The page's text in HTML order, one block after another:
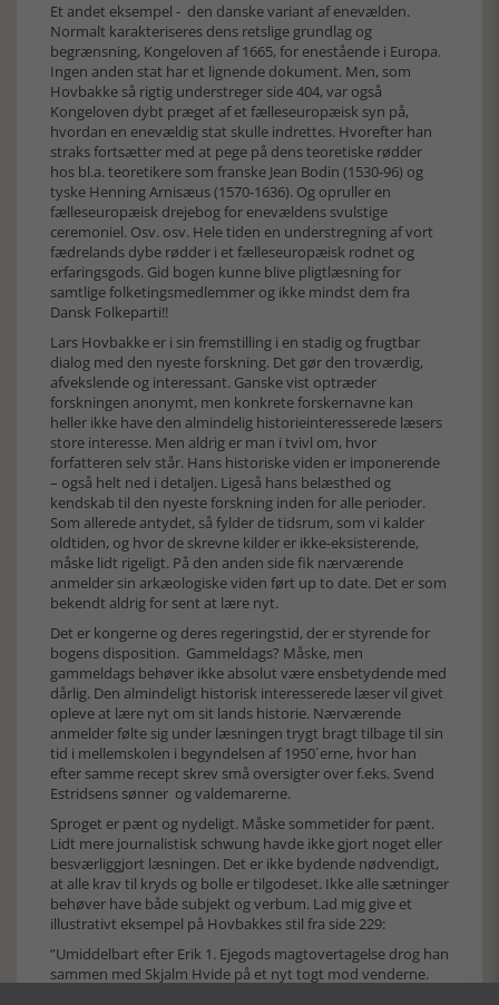
Et andet eksempel - den danske variant af enevælden.
Normalt karakteriseres dens retslige grundlag og
begrænsning, Kongeloven af 1665, for enestående i Europa.
Ingen anden stat har et lignende dokument. Men, som
Hovbakke så rigtig understreger side 404, var også
Kongeloven dybt præget af et fælleseuropæisk syn på,
hvordan en enevældig stat skulle indrettes. Hvorefter han
straks fortsætter med at pege på dens teoretiske rødder
hos bl.a. teoretikere som franske Jean Bodin (1530-96) og
tyske Henning Arnisæus (1570-1636). Og opruller en
fælleseuropæisk drejebog for enevældens svulstige
ceremoniel. Osv. osv. Hele tiden en understregning af vort
fædrelands dybe rødder i et fælleseuropæisk rodnet og
erfaringsgods. Gid bogen kunne blive pligtlæsning for
samtlige folketingsmedlemmer og ikke mindst dem fra
Dansk Folkeparti!!
Lars Hovbakke er i sin fremstilling i en stadig og frugtbar
dialog med den nyeste forskning. Det gør den troværdig,
afvekslende og interessant. Ganske vist optræder
forskningen anonymt, men konkrete forskernavne kan
heller ikke have den almindelig historieinteresserede læsers
store interesse. Men aldrig er man i tvivl om, hvor
forfatteren selv står. Hans historiske viden er imponerende
– også helt ned i detaljen. Ligeså hans belæsthed og
kendskab til den nyeste forskning inden for alle perioder.
Som allerede antydet, så fylder de tidsrum, som vi kalder
oldtiden, og hvor de skrevne kilder er ikke-eksisterende,
måske lidt rigeligt. På den anden side fik nærværende
anmelder sin arkæologiske viden ført up to date. Det er som
bekendt aldrig for sent at lære nyt.
Det er kongerne og deres regeringstid, der er styrende for
bogens disposition. Gammeldags? Måske, men
gammeldags behøver ikke absolut være ensbetydende med
dårlig. Den almindeligt historisk interesserede læser vil givet
opleve at lære nyt om sit lands historie. Nærværende
anmelder følte sig under læsningen trygt bragt tilbage til sin
tid i mellemskolen i begyndelsen af 1950´erne, hvor han
efter samme recept skrev små oversigter over f.eks. Svend
Estridsens sønner og valdemarerne.
Sproget er pænt og nydeligt. Måske sommetider for pænt.
Lidt mere journalistisk schwung havde ikke gjort noget eller
besværliggjort læsningen. Det er ikke bydende nødvendigt,
at alle krav til kryds og bolle er tilgodeset. Ikke alle sætninger
behøver have både subjekt og verbum. Lad mig give et
illustrativt eksempel på Hovbakkes stil fra side 229:
”Umiddelbart efter Erik 1. Ejegods magtovertagelse drog han
sammen med Skjalm Hvide på et nyt togt mod venderne.